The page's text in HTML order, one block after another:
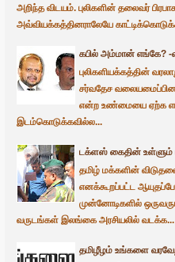
அறிந்த விடயம். புலிகளின் தலைவர்
அவ்வியக்கத்தினராலேயே
கபில் அம்மான் எங்கே?
புலிகளியக்கத்தின்
சர்வதேச
என்ற உண்மையை ஏற்க
இடம்கொடுக்கவில்ல...
டக்ளஸ் கைதின் உள்ளும்
தமிழ் மக்களின்
எனக்கூறப்பட்ட
முன்னோடிகளில்
வருடங்கள் இலங்கை அரசியலில் வடக்க...
தமிழீழம் உங்களை